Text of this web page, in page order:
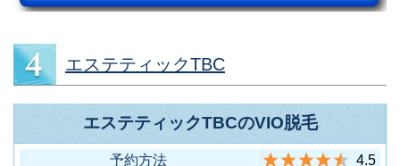
エステティックTBC
エステティックTBCのVIO脱毛
予約方法
4.5